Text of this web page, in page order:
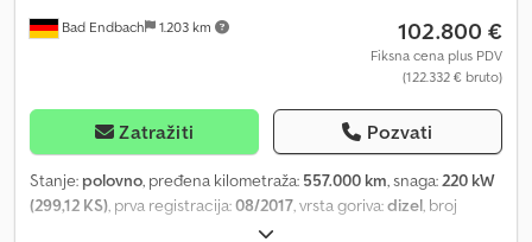
Bad Endbach 1.203 km 102.800 €
Fiksna cena plus PDV
(122.332 € bruto)
Zatražiti Pozvati
Stanje: polovno, pređena kilometraža: 557.000 km, snaga: 220 kW
(299,12 KS) , prva registracija:08/2017 , vrsta goriva:dizel , broj
automatski